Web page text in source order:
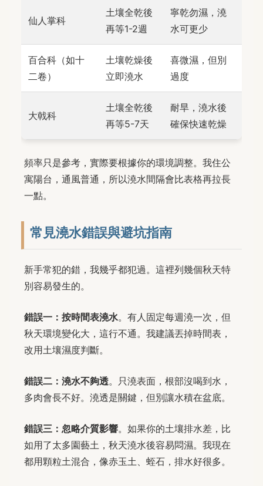
仙人掌科
土壤全乾後
再等1-2週
寧乾勿濕，澆
水可更少
百合科（如十
二卷）
土壤乾燥後
立即澆水
喜微濕，但別
過度
大戟科
土壤全乾後
再等5-7天
耐旱，澆水後
確保快速乾燥
頻率只是參考，實際要根據你的環境調整。我住公
寓陽台，通風普通，所以澆水間隔會比表格再拉長
一點。
常見澆水錯誤與避坑指南
新手常犯的錯，我幾乎都犯過。這裡列幾個秋天特
別容易發生的。
錯誤一：按時間表澆水。有人固定每週澆一次，但
秋天環境變化大，這行不通。我建議丟掉時間表，
改用土壤濕度判斷。
錯誤二：澆水不夠透。只澆表面，根部沒喝到水，
多肉會長不好。澆透是關鍵，但別讓水積在盆底。
錯誤三：忽略介質影響。如果你的土壤排水差，比
如用了太多園藝土，秋天澆水後容易悶濕。我現在
都用顆粒土混合，像赤玉土、蛭石，排水好很多。